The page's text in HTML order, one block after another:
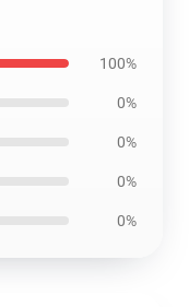
100%
0%
0%
0%
0%